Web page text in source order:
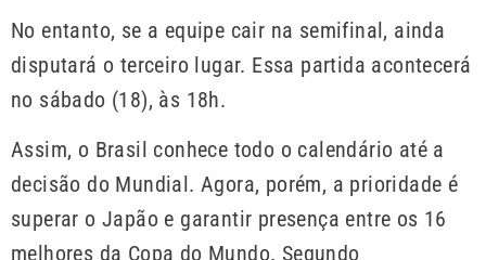
No entanto, se a equipe cair na semifinal, ainda
disputará o terceiro lugar. Essa partida acontecerá
no sábado (18), às 18h.
Assim, o Brasil conhece todo o calendário até a
decisão do Mundial. Agora, porém, a prioridade é
superar o Japão e garantir presença entre os 16
melhores da Copa do Mundo. Segundo